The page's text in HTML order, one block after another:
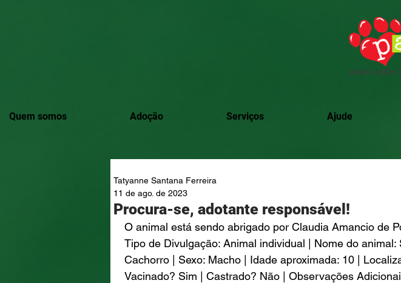
Quem somos Adoção Serviços Ajude
Procura-se, adotante responsável!
Tatyanne Santana Ferreira
11 de ago. de 2023
O animal está sendo abrigado por Claudia Amancio de
Tipo de Divulgação: Animal individual | Nome do animal:
Cachorro | Sexo: Macho | Idade aproximada: 10 |
Vacinado? Sim | Castrado? Não | Observações